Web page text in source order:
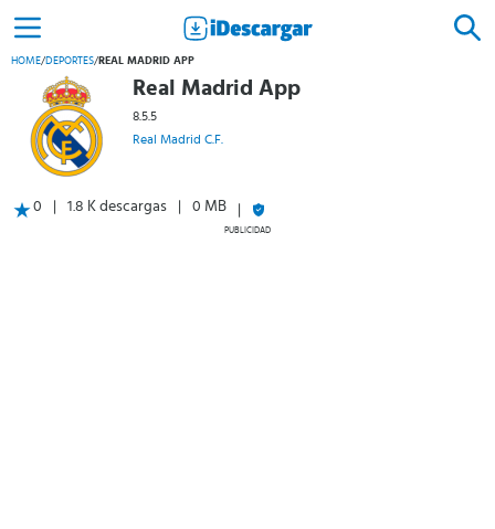
HOME/DEPORTES/ REAL MADRID APP
Real Madrid App
8.5.5
Real Madrid C.F.
0 1.8 K descargas 0 MB
PUBLICIDAD